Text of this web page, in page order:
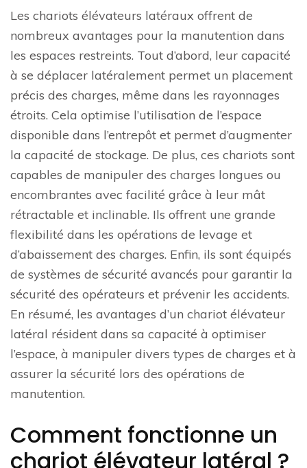
Les chariots élévateurs latéraux offrent de
nombreux avantages pour la manutention dans
les espaces restreints. Tout d’abord, leur capacité
à se déplacer latéralement permet un placement
précis des charges, même dans les rayonnages
étroits. Cela optimise l’utilisation de l’espace
disponible dans l’entrepôt et permet d’augmenter
la capacité de stockage. De plus, ces chariots sont
capables de manipuler des charges longues ou
encombrantes avec facilité grâce à leur mât
rétractable et inclinable. Ils offrent une grande
flexibilité dans les opérations de levage et
d’abaissement des charges. Enfin, ils sont équipés
de systèmes de sécurité avancés pour garantir la
sécurité des opérateurs et prévenir les accidents.
En résumé, les avantages d’un chariot élévateur
latéral résident dans sa capacité à optimiser
l’espace, à manipuler divers types de charges et à
assurer la sécurité lors des opérations de
manutention.
Comment fonctionne un
chariot élévateur latéral ?